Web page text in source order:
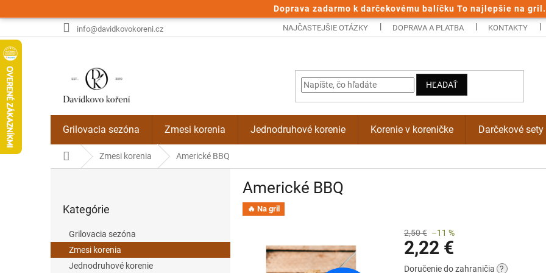
Doprava zadarmo k darčekovému balíčku To najlepšie na gril.
na
info@davidkovokoreni.cz NAJČASTEJŠIE OTÁZKY DOPRAVA A PLATBA KONTAKTY
HĽADAŤ
Grilovacia sezóna Zmesi korenia Jednodruhové korenie Korenie v koreničke Darčekové sety
DomovZmesi korenia Americké BBQ
p
a
kategórie
Kategórie
Grilovacia sezóna
Zmesi korenia
Jednodruhové korenie
Americké BBQ
🔥 Na gril
2,50 € –11 %
2,22 €
Jednotková
Doručenie do zahraničia ?